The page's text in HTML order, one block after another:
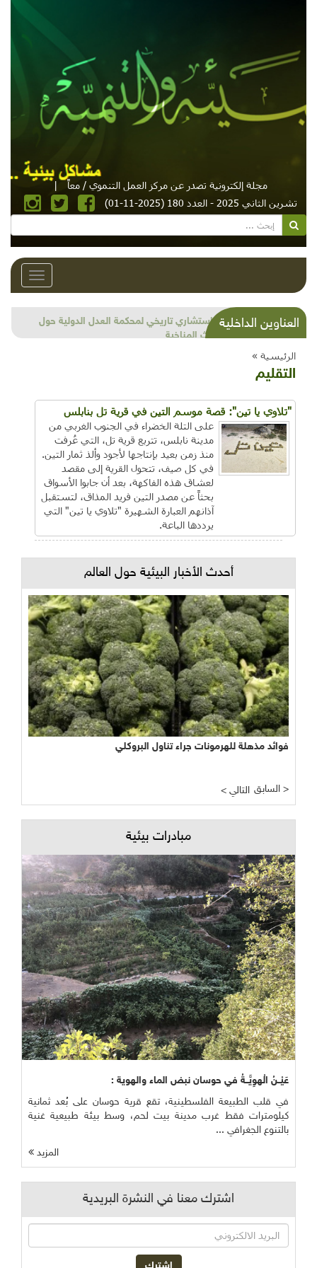
مجلة إلكترونية تصدر عن مركز العمل التنموي / معاً
|
تشرين الثاني 2025 - العدد 180 (2025-11-01)
Toggle
العناوين الداخليةشذرات بيئية وتنموية...بنية تحتية وحلويات قبيحة
وحاكورة ونوبل وزيتون و"سيباط"
الرئيسية »
التقليم
"تلاوي يا تين": قصة موسم التين في قرية تل بنابلس
على التلة الخضراء في الجنوب الغربي من
مدينة نابلس، تتربع قرية تل، التي عُرفت
منذ زمن بعيد بإنتاجها لأجود وألذ ثمار التين.
في كل صيف، تتحول القرية إلى مقصد
لعشاق هذه الفاكهة، بعد أن جابوا الأسواق
بحثاً عن مصدر التين فريد المذاق، لتستقبل
آذانهم العبارة الشهيرة "تلاوي يا تين" التي
يرددها الباعة.
أحدث الأخبار البيئية حول العالم
فوائد مذهلة للهرمونات جراء تناول البروكلي
< التالي السابق >
مبادرات بيئية
عَيْــنُ الْهوِيَّــةُ في حوسان نبض الماء والهوية :
في قلب الطبيعة الفلسطينية، تقع قرية حوسان على بُعد ثمانية
كيلومترات فقط غرب مدينة بيت لحم، وسط بيئة طبيعية غنية
بالتنوع الجغرافي ...
المزيد
اشترك معنا في النشرة البريدية